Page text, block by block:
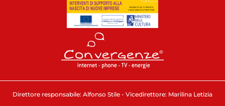
Direttore responsabile: Alfonso Stile - Vicedirettore: Marilina Letizia